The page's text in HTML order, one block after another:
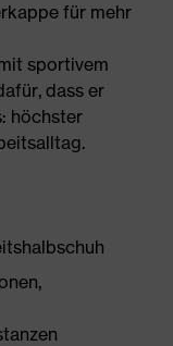
für mehr
sportivem
dass er
höchster